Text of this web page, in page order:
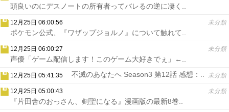
頭良いのにデスノートの所有者ってバレるの逆に凄く..
12月25日 06:00:56 未分類
ポケモン公式、『ワザップジョルノ』について触れて..
12月25日 06:00:27 未分類
声優「ゲーム配信します！このゲーム大好きでぇ」←..
12月25日 05:41:35 未分類
不滅のあなたへ Season3 第12話 感想：..
12月25日 05:00:43 未分類
『片田舎のおっさん、剣聖になる』漫画版の最新8巻..